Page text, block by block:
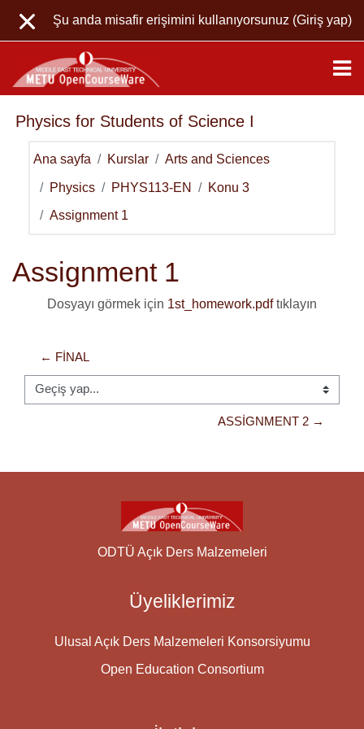
Şu anda misafir erişimini kullanıyorsunuz (Giriş yap)
Physics for Students of Science I
Ana sayfa Kurslar Arts and Sciences
Physics PHYS113-EN Konu 3
Assignment 1
Assignment 1
Dosyayı görmek için 1st_homework.pdftıklayın
← FINAL
Geçiş yap...
ASSIGNMENT 2 →
ODTÜ Açık Ders Malzemeleri
Üyeliklerimiz
Ulusal Açık Ders Malzemeleri Konsorsiyumu
Open Education Consortium